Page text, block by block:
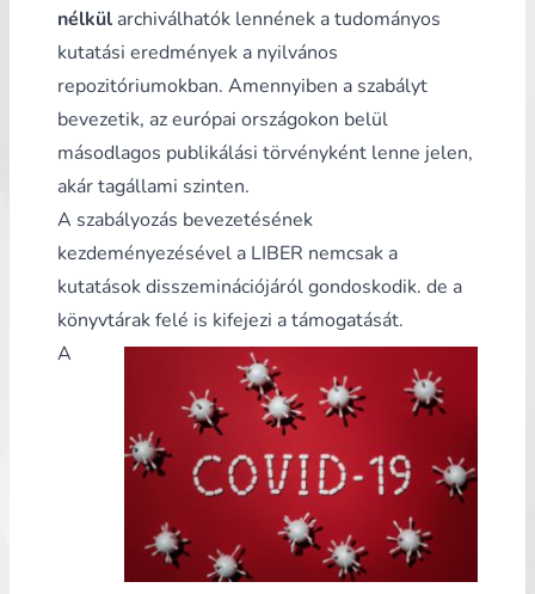
nélkül archiválhatók lennének a tudományos
kutatási eredmények a nyilvános
repozitóriumokban. Amennyiben a szabályt
bevezetik, az európai országokon belül
másodlagos publikálási törvényként lenne jelen,
akár tagállami szinten.
A szabályozás bevezetésének
kezdeményezésével a LIBER nemcsak a
kutatások disszeminációjáról gondoskodik. de a
könyvtárak felé is kifejezi a támogatását.
A